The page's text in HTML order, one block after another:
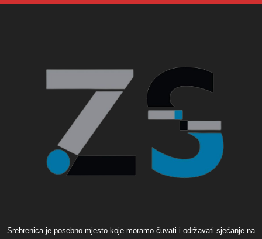
Srebrenica je posebno mjesto koje moramo čuvati i održavati sjećanje na